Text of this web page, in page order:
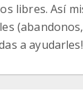
libres. Así
a ayudarles!